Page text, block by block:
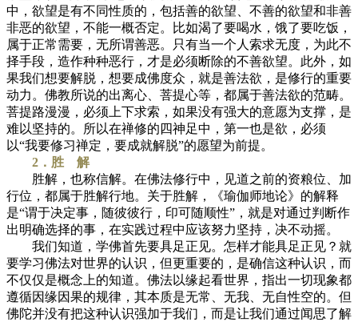
中，欲望是有不同性质的，包括善的欲望、不善的欲望和非善
非恶的欲望，不能一概否定。比如渴了要喝水，饿了要吃饭，
属于正常需要，无所谓善恶。只有当一个人索求无度，为此不
择手段，造作种种恶行，才是必须断除的不善欲望。此外，如
果我们想要解脱，想要成佛度众，就是善法欲，是修行的重要
动力。佛教所说的出离心、菩提心等，都属于善法欲的范畴。
菩提路漫漫，必须上下求索，如果没有强大的意愿为支撑，是
难以坚持的。所以在禅修的四神足中，第一也是欲，必须
以“我要修习禅定，要成就解脱”的愿望为前提。
2．胜 解
胜解，也称信解。在佛法修行中，见道之前的资粮位、加
行位，都属于胜解行地。关于胜解，《瑜伽师地论》的解释
是“谓于决定事，随彼彼行，印可随顺性”，就是对通过判断作
出明确选择的事，在实践过程中应该努力坚持，决不动摇。
我们知道，学佛首先要具足正见。怎样才能具足正见？就
要学习佛法对世界的认识，但更重要的，是确信这种认识，而
不仅仅是概念上的知道。佛法以缘起看世界，指出一切现象都
遵循因缘因果的规律，其本质是无常、无我、无自性空的。但
佛陀并没有把这种认识强加于我们，而是让我们通过闻思了解